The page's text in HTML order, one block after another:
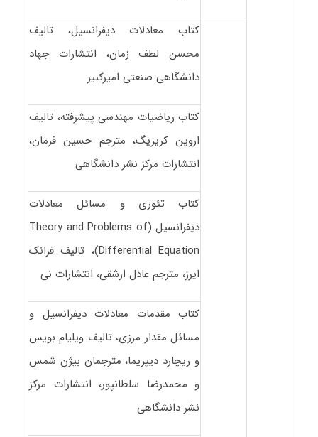
کتاب معادلات دیفرانسیل، تالیف
محسن لطف زمان، انتشارات جهاد
دانشگاهی صنعتی امیرکبیر
کتاب ریاضیات مهندسی پیشرفته، تالیف
اروین کریزیگ، مترجم حسین فرمان،
انتشارات مرکز نشر دانشگاهی
کتاب تئوری و مسائل معادلات
دیفرانسیل (Theory and Problems of
Differential Equation)، تالیف فرانک
ایرز، مترجم عادل ارشقی، انتشارات نی
کتاب مقدمات معادلات دیفرانسیل و
مسائل مقدار مرزی، تالیف ویلیام بویس
و ریچارد دیپریما، مترجمان بیژن شمس
و محمدرضا سلطانپور، انتشارات مرکز
نشر دانشگاهی